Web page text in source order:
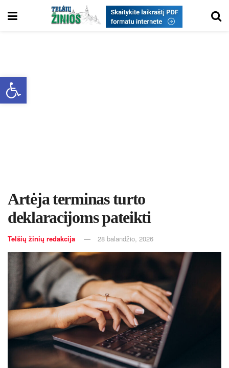
Open toolbar
Artėja terminas turto
deklaracijoms pateikti
Telšių žinių redakcija 28 balandžio, 2026